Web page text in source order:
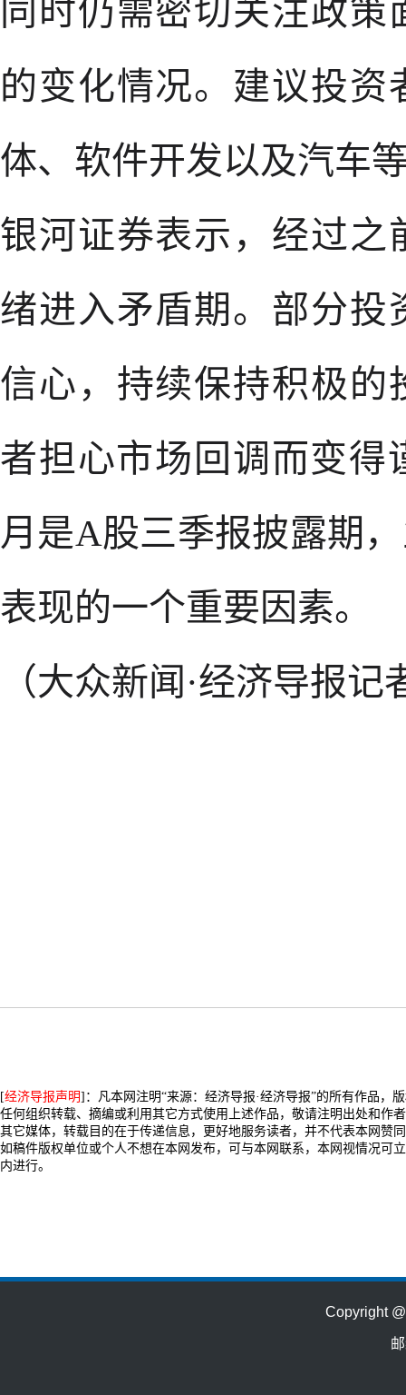
同时仍需密切关注政
的变化情况。建议投
体、软件开发以及汽车
银河证券表示，经过之
绪进入矛盾期。部分投
信心，持续保持积极的
者担心市场回调而变得
月是A股三季报披露期
表现的一个重要因素。
（大众新闻·经济导报记
[经济导报声明]：凡本网注明“来源：经济导报·经济导报”的所有作品，
任何组织转载、摘编或利用其它方式使用上述作品，敬请注明出处和作
其它媒体，转载目的在于传递信息，更好地服务读者，并不代表本网赞
如稿件版权单位或个人不想在本网发布，可与本网联系，本网视情况可
内进行。
Copyright